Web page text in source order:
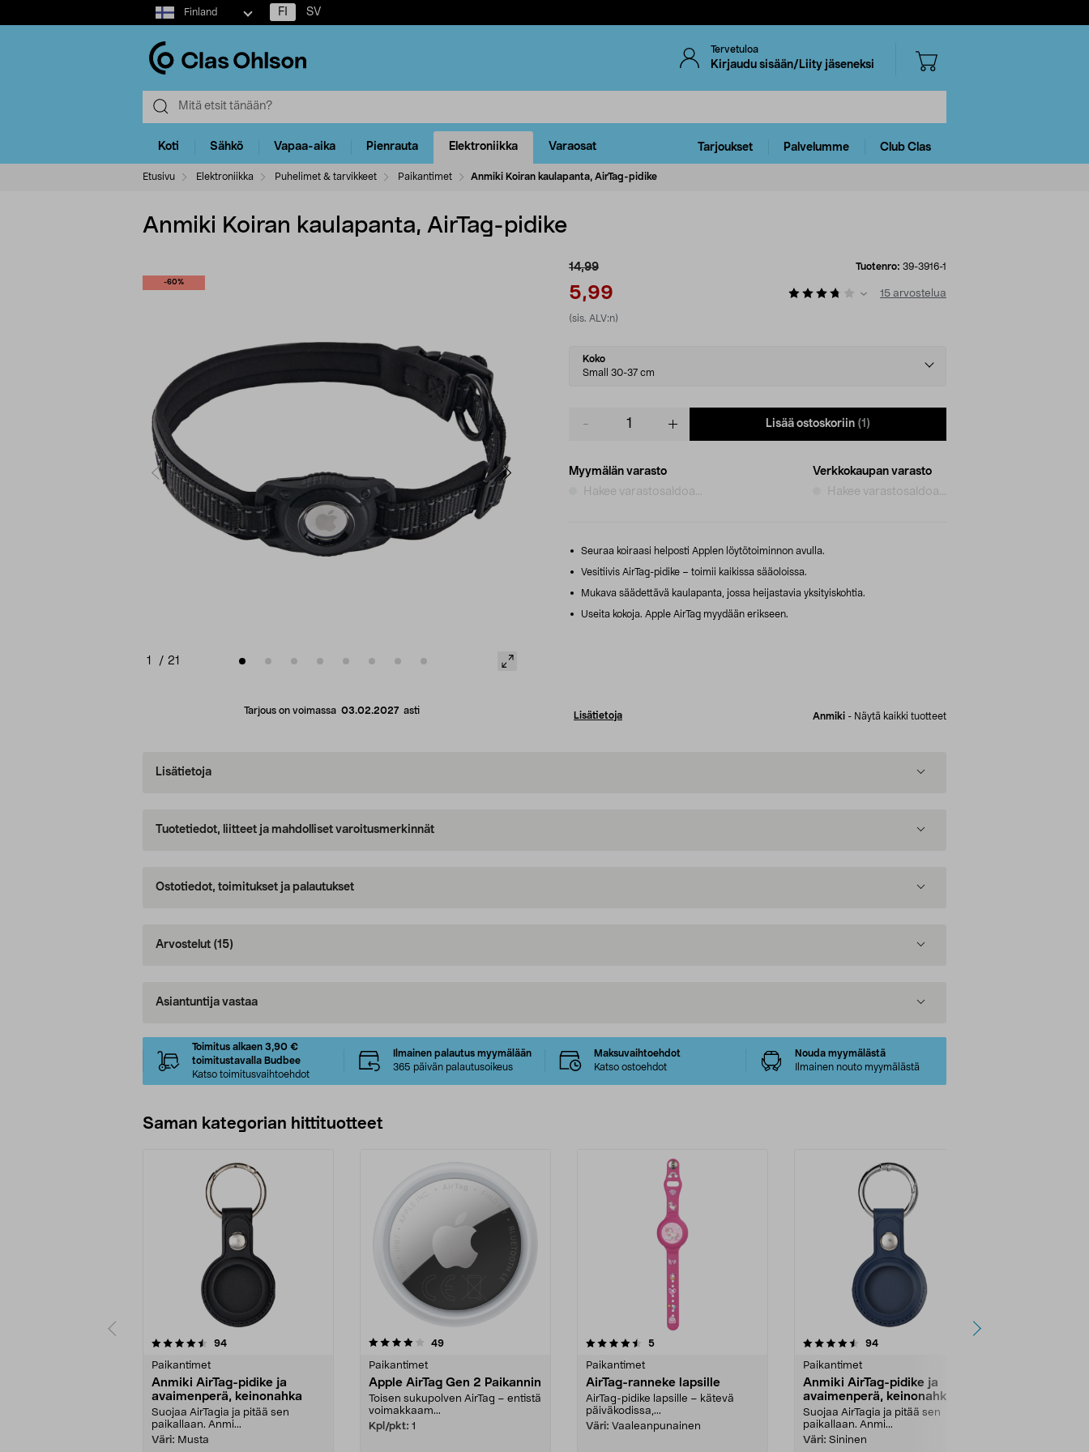
Select
market
Finland FI SV
Tervetuloa
Kirjaudu sisään/Liity jäseneksi
Koti Sähkö Vapaa-aika Pienrauta Elektroniikka Varaosat Tarjoukset Palvelumme Club Clas
Etusivu Elektroniikka Puhelimet & tarvikkeet Paikantimet Anmiki Koiran kaulapanta, AirTag-pidike
Anmiki Koiran kaulapanta, AirTag-pidike
-60%
1 / 21
Tarjous on voimassa 03.02.2027asti
14,99
5,99
(sis. ALV:n)
Tuotenro: 39-3916-1
15 arvostelua
Select
variant
Koko
Small 30-37 cm
Lisää ostoskoriin (1)
Myymälän varasto
Hakee varastosaldoa...
Verkkokaupan varasto
Hakee varastosaldoa...
Seuraa koiraasi helposti Applen löytötoiminnon avulla.
Vesitiivis AirTag-pidike – toimii kaikissa sääoloissa.
Mukava säädettävä kaulapanta, jossa heijastavia yksityiskohtia.
Useita kokoja. Apple AirTag myydään erikseen.
Lisätietoja Anmiki - Näytä kaikki tuotteet
Lisätietoja
Tuotetiedot, liitteet ja mahdolliset varoitusmerkinnät
Ostotiedot, toimitukset ja palautukset
Arvostelut (15)
Asiantuntija vastaa
Toimitus alkaen 3,90 €
toimitustavalla Budbee
Katso toimitusvaihtoehdot
Ilmainen palautus myymälään
365 päivän palautusoikeus
Maksuvaihtoehdot
Katso ostoehdot
Nouda myymälästä
Ilmainen nouto myymälästä
Saman kategorian hittituotteet
94arvostelut
Paikantimet
Anmiki AirTag-pidike ja
avaimenperä, keinonahka
Suojaa AirTagia ja pitää sen
paikallaan. Anmi...
Väri: Musta
4.0 viidestä
49arvostelut
Paikantimet
Apple AirTag Gen 2 Paikannin
Toisen sukupolven AirTag – entistä
voimakkaam...
Kpl/pkt: 1
4.5 viidestä
5arvostelut
Paikantimet
AirTag-ranneke lapsille
AirTag-pidike lapsille – kätevä
päiväkodissa,...
Väri: Vaaleanpunainen
4.5 viidestä
94arvostelut
Paikantimet
Anmiki AirTag-pidike ja
avaimenperä, keinonahka
Suojaa AirTagia ja pitää sen
paikallaan. Anmi...
Väri: Sininen
4.5 viidestä